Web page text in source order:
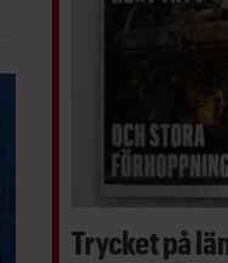
Trycket på